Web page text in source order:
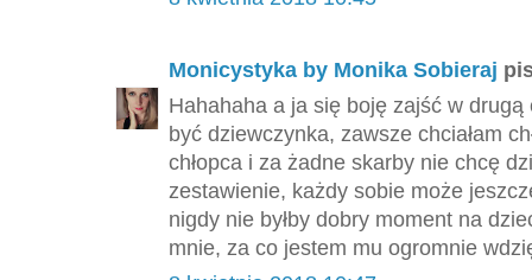
Monicystyka by Monika Sobieraj
Hahahaha a ja się boję zajść w
być dziewczynka, zawsze chciałam
chłopca i za żadne skarby nie chcę
zestawienie, każdy sobie może
nigdy nie byłby dobry moment na
mnie, za co jestem mu ogromnie